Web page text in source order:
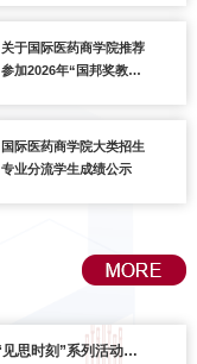
关于国际医药商学院推荐
参加2026年“国邦奖教
国际医药商学院大类招生
专业分流学生成绩公示
国际医药商学院举办“见思时刻”系列活动医药供应链专题讲座